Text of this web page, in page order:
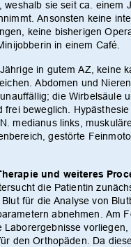
weshalb sie seit ca. einem
Ansonsten keine
keine bisherigen
in einem Café.
in gutem AZ, keine
Abdomen und
die Wirbelsäule
frei beweglich.
medianus links,
gestörte
und weiteres
die Patientin
für die Analyse von
abnehmen. Am
Laborergebnisse vorliegen,
den Orthopäden. Da